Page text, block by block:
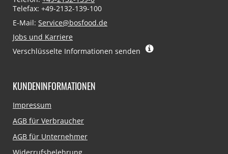
Telefax: +49-2132-139-100
E-Mail: Service@bosfood.de
Jobs und Karriere
Verschlüsselte Informationen senden
KUNDENINFORMATIONEN
Navigation
Impressum
AGB für Verbraucher
AGB für Unternehmer
Widerrufsbelehrung